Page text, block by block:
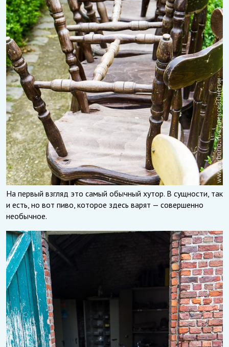
На первый взгляд это самый обычный хутор. В сущности, так
и есть, но вот пиво, которое здесь варят — совершенно
необычное.